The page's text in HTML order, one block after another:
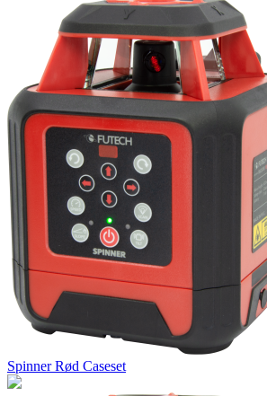
Spinner Rød Caseset